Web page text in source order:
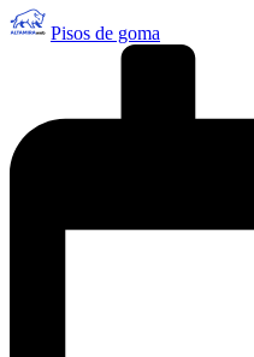
Publicado
por
Pisos de goma